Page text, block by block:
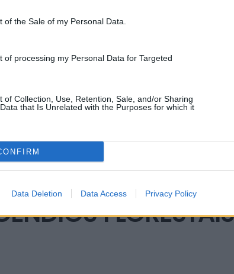
of the Sale of my Personal Data.
of processing my Personal Data for Targeted
of Collection, Use, Retention, Sale, and/or Sharing
that Is Unrelated with the Purposes for which it
Data Deletion Data Access Privacy Policy
VERDE
FLORESTAIS